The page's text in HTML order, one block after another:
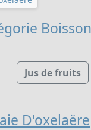
Jus de fruits
D'oxelaëre